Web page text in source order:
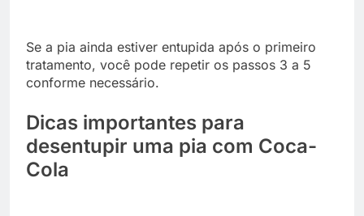
Se a pia ainda estiver entupida após o primeiro
tratamento, você pode repetir os passos 3 a 5
conforme necessário.
Dicas importantes para
desentupir uma pia com Coca-
Cola